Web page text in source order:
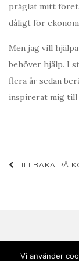
präglat mitt
dåligt för
Men jag vill
behöver hjälp. I
flera år sedan
inspirerat mig till
TILLBAKA PÅ
Vi använder